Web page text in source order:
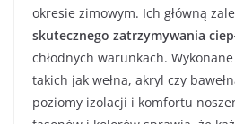
okresie zimowym. Ich główną
skutecznego zatrzymywania
chłodnych warunkach.
takich jak wełna, akryl czy
poziomy izolacji i komfortu